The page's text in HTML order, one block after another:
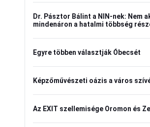
Dr. Pásztor Bálint a NIN-nek: Nem
mindenáron a hatalmi többség
Egyre többen választják Óbecsét
Képzőművészeti oázis a város
Az EXIT szellemisége Oromon és